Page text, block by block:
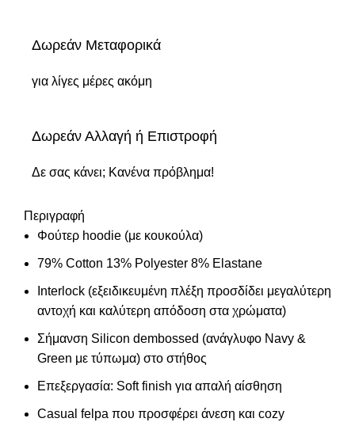
Δωρεάν Μεταφορικά
για λίγες μέρες ακόμη
Δωρεάν Αλλαγή ή Επιστροφή
Δε σας κάνει; Κανένα πρόβλημα!
Περιγραφή
Φούτερ hoodie (με κουκούλα)
79% Cotton 13% Polyester 8% Elastane
Interlock (εξειδικευμένη πλέξη προσδίδει μεγαλύτερη
αντοχή και καλύτερη απόδοση στα χρώματα)
Σήμανση Silicon dembossed (ανάγλυφο Navy &
Green με τύπωμα) στο στήθος
Επεξεργασία: Soft finish για απαλή αίσθηση
Casual felpa που προσφέρει άνεση και cozy